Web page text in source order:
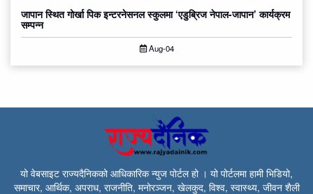
जापान स्थित गोर्खा पिक इन्टरनेसनल स्कुलमा ‘एडुब्रिज नेपाल-जापान’ कार्यक्रम
सम्पन्न
Aug-04
यो वेबसाइट राज्यदैनिकको आधिकारिक न्युज पोर्टल हो । यो पोर्टलमा हामी भिडियो,
समाचार, आर्थिक, अपराध, राजनीति, मनोरञ्जन, खेलकुद, विश्व, स्वास्थ्य, जीवन शैली